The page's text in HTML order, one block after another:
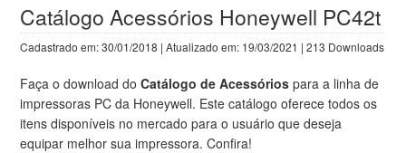
Catálogo Acessórios Honeywell PC42t
Cadastrado em: 30/01/2018 | Atualizado em: 19/03/2021 | 213 Downloads
Faça o download doCatálogo de Acessórios para a linha de
impressoras PC da Honeywell. Este catálogo oferece todos os
itens disponíveis no mercado para o usuário que deseja
equipar melhor sua impressora. Confira!